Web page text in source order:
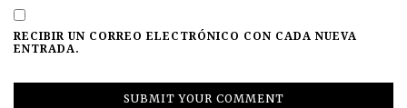
RECIBIR UN CORREO ELECTRÓNICO CON CADA NUEVA
ENTRADA.